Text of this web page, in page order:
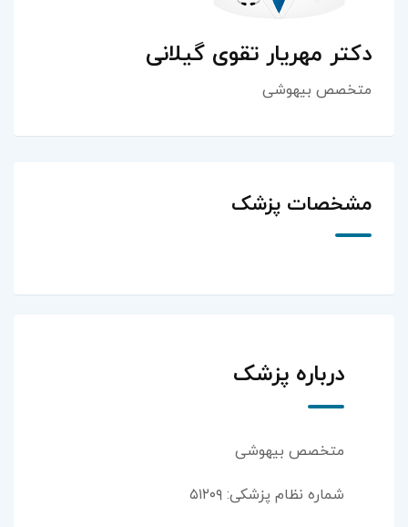
دکتر مهریار تقوی گیلانی
متخصص بیهوشی
مشخصات پزشک
درباره پزشک
متخصص بیهوشی
شماره نظام پزشکی: ۵۱۲۰۹